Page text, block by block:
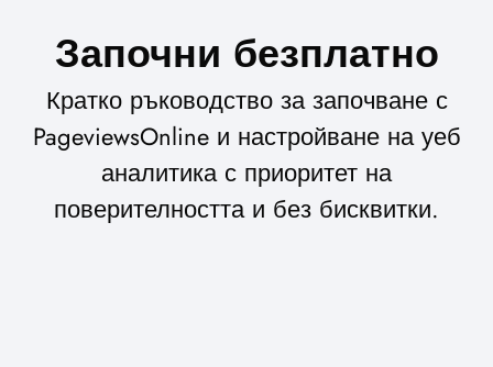
Започни безплатно
Кратко ръководство за започване с
PageviewsOnline и настройване на уеб
аналитика с приоритет на
поверителността и без бисквитки.